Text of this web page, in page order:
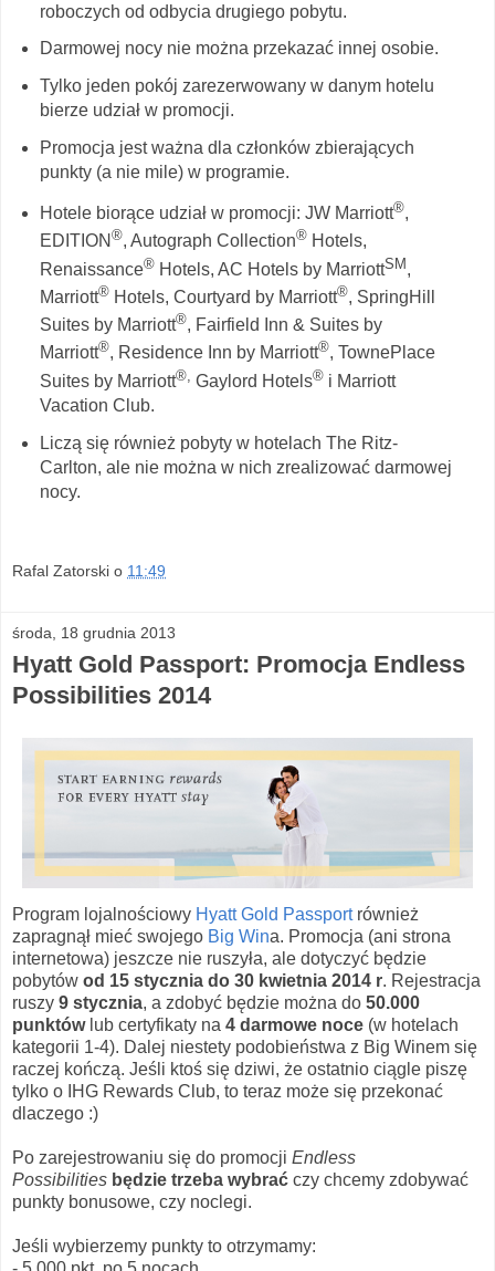
roboczych od odbycia drugiego pobytu.
Darmowej nocy nie można przekazać innej osobie.
Tylko jeden pokój zarezerwowany w danym hotelu
bierze udział w promocji.
Promocja jest ważna dla członków zbierających
punkty (a nie mile) w programie.
Hotele biorące udział w promocji: JW Marriott®,
EDITION ®, Autograph Collection®Hotels,
Renaissance®Hotels, AC Hotels by MarriottSM,
Marriott®Hotels, Courtyard by Marriott®, SpringHill
Suites by Marriott®, Fairfield Inn & Suites by
Marriott®, Residence Inn by Marriott®, TownePlace
Suites by Marriott®, Gaylord Hotels®i Marriott
Vacation Club.
Liczą się również pobyty w hotelach The Ritz-
Carlton, ale nie można w nich zrealizować darmowej
nocy.
Rafal Zatorski o 11:49
środa, 18 grudnia 2013
Hyatt Gold Passport: Promocja Endless
Possibilities 2014
Program lojalnościowy Hyatt Gold Passportrównież
zapragnął mieć swojego Big Wina. Promocja (ani strona
internetowa) jeszcze nie ruszyła, ale dotyczyć będzie
pobytów od 15 stycznia do 30 kwietnia 2014 r. Rejestracja
ruszy 9 stycznia, a zdobyć będzie można do 50.000
punktówlub certyfikaty na 4 darmowe noce (w hotelach
kategorii 1-4). Dalej niestety podobieństwa z Big Winem się
raczej kończą. Jeśli ktoś się dziwi, że ostatnio ciągle piszę
tylko o IHG Rewards Club, to teraz może się przekonać
dlaczego :)
Po zarejestrowaniu się do promocji Endless
Possibilities będzie trzeba wybrać czy chcemy zdobywać
punkty bonusowe, czy noclegi.
Jeśli wybierzemy punkty to otrzymamy: